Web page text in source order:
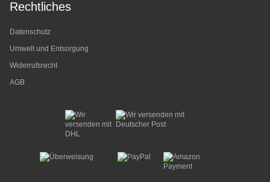
Rechtliches
Datenschutz
Umwelt und Entsorgung
Widerrufsrecht
AGB